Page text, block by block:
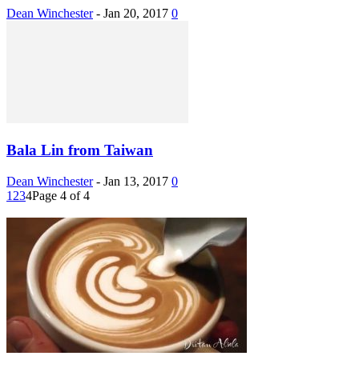
Dean Winchester - Jan 20, 2017 0
Bala Lin from Taiwan
Dean Winchester - Jan 13, 2017 0
1 234Page 4 of 4